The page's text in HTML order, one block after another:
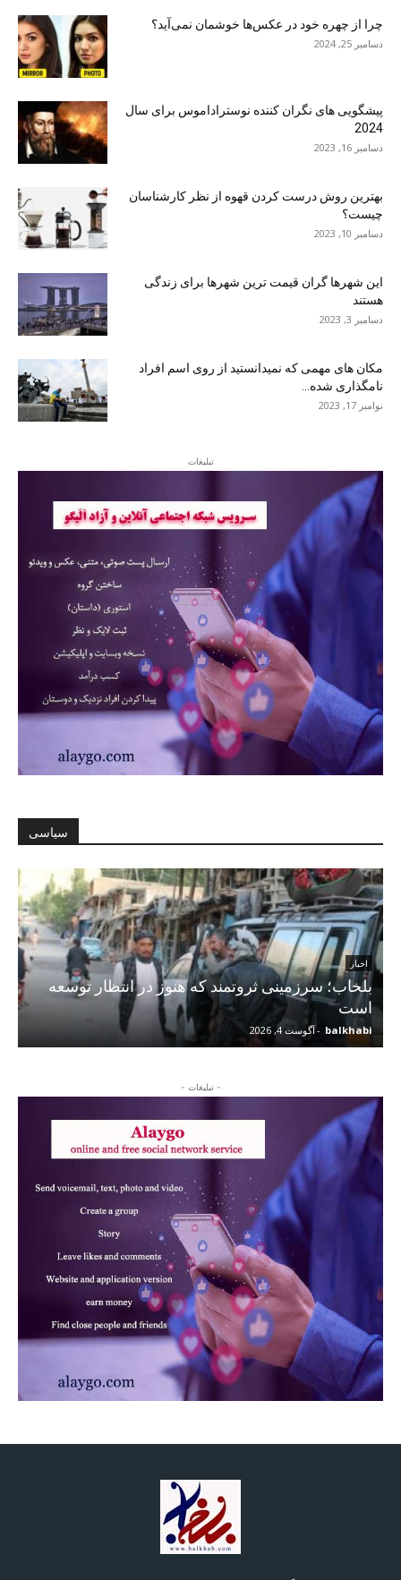
چرا از چهره خود در عکس‌ها خوشمان نمی‌آید؟
دسامبر 25, 2024
پیشگویی های نگران کننده نوستراداموس برای سال
2024
دسامبر 16, 2023
بهترین روش درست کردن قهوه از نظر کارشناسان
چیست؟
دسامبر 10, 2023
این شهرها گران قیمت ترین شهرها برای زندگی
هستند
دسامبر 3, 2023
مکان های مهمی که نمیدانستید از روی اسم افراد
نامگذاری شده...
نوامبر 17, 2023
تبلیغات
سیاسی
اخبار
بلخاب؛ سرزمینی ثروتمند که هنوز در انتظار توسعه
است
balkhabi
-آگوست 4, 2026
- تبلیغات -